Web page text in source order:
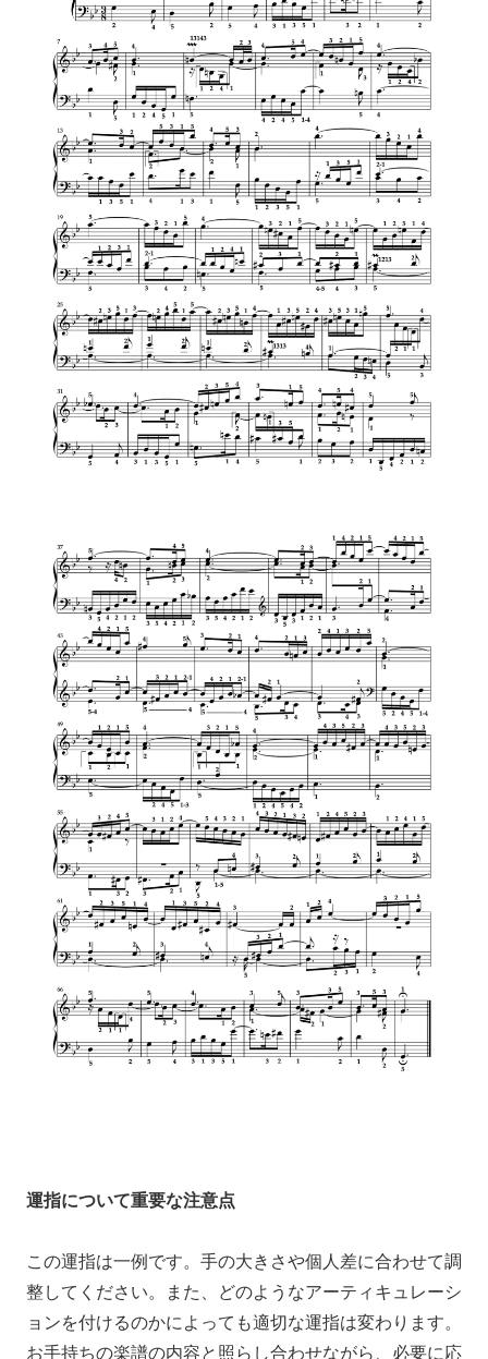
運指について重要な注意点
この運指は一例です。手の大きさや個人差に合わせて調
整してください。また、どのようなアーティキュレーシ
ョンを付けるのかによっても適切な運指は変わります。
お手持ちの楽譜の内容と照らし合わせながら、必要に応